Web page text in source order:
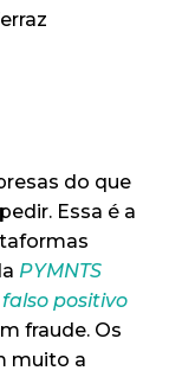
do que
Essa é a
PYMNTS
falso positivo
fraude. Os
muito a